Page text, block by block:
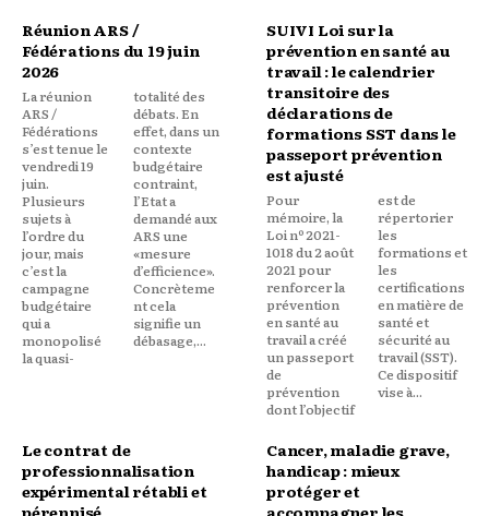
Réunion ARS /
Fédérations du 19 juin
2026
La réunion
ARS /
Fédérations
s’est tenue le
vendredi 19
juin.
Plusieurs
sujets à
l’ordre du
jour, mais
c’est la
campagne
budgétaire
qui a
monopolisé
la quasi-
totalité des
débats. En
effet, dans un
contexte
budgétaire
contraint,
l’Etat a
demandé aux
ARS une
«mesure
d’efficience».
Concrèteme
nt cela
signifie un
débasage,...
SUIVI Loi sur la
prévention en santé au
travail : le calendrier
transitoire des
déclarations de
formations SST dans le
passeport prévention
est ajusté
Pour
mémoire, la
Loi nº 2021-
1018 du 2 août
2021 pour
renforcer la
prévention
en santé au
travail a créé
un passeport
de
prévention
dont l’objectif
est de
répertorier
les
formations et
les
certifications
en matière de
santé et
sécurité au
travail (SST).
Ce dispositif
vise à...
Le contrat de
professionnalisation
expérimental rétabli et
pérennisé
Cancer, maladie grave,
handicap : mieux
protéger et
accompagner les